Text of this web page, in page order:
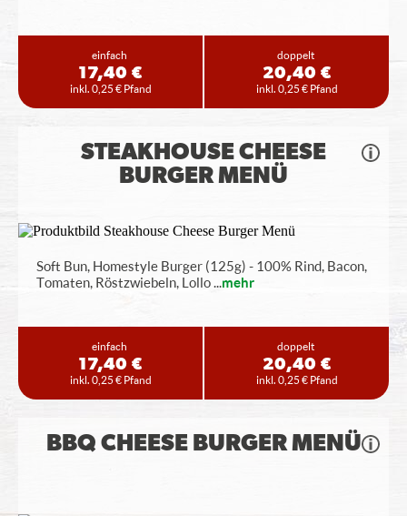
einfach
17,40 €
inkl. 0,25 € Pfand
doppelt
20,40 €
inkl. 0,25 € Pfand
STEAKHOUSE CHEESE
BURGER MENÜ
Soft Bun, Homestyle Burger (125g) - 100% Rind, Bacon,
Tomaten, Röstzwiebeln, Lollo...mehr
einfach
17,40 €
inkl. 0,25 € Pfand
doppelt
20,40 €
inkl. 0,25 € Pfand
BBQ CHEESE BURGER MENÜ